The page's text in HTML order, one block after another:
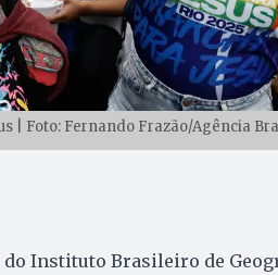
| Foto: Fernando Frazão/Agência
do Instituto Brasileiro de